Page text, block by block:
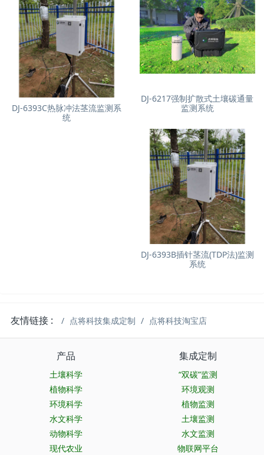
DJ-6217强制扩散式土壤碳通量
监测系统
DJ-6393C热脉冲法茎流监测系
统
DJ-6393B插针茎流(TDP法)监测
系统
友情链接 : 点将科技集成定制 点将科技淘宝店
产品
土壤科学
植物科学
环境科学
水文科学
动物科学
现代农业
集成定制
“双碳”监测
环境观测
植物监测
土壤监测
水文监测
物联网平台